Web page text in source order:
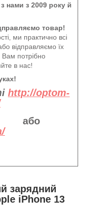
нами з 2009 року й
товар!
ми практично всі
відправляємо їх
потрібно
в нас!
http://optom-
зарядний
iPhone 13